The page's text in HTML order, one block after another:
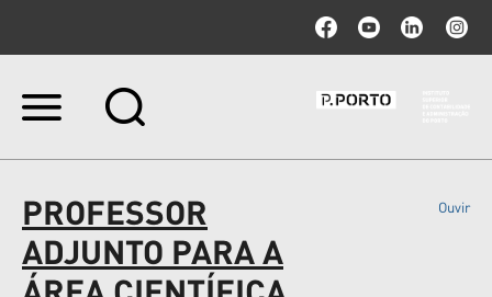
Ir
Ir
para
a
navegação
PROFESSOR
ADJUNTO PARA A
Ouvir